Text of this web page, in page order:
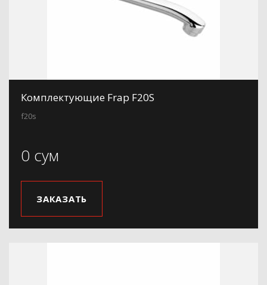
Комплектующие Frap F20S
f20s
0 сум
ЗАКАЗАТЬ